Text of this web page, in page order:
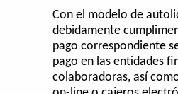
Con el modelo de
debidamente
pago correspondiente
pago en las entidades
colaboradoras, así